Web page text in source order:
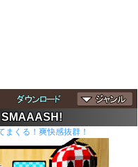
SMAAASH!
まくる！爽快感抜群！